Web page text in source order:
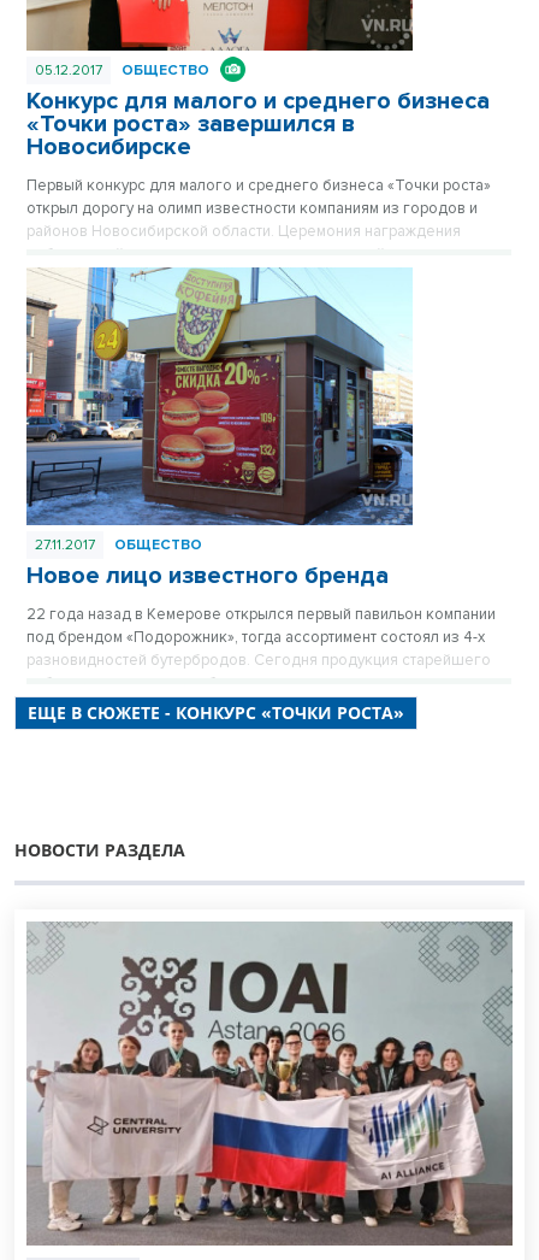
05.12.2017 ОБЩЕСТВО
Конкурс для малого и среднего бизнеса
«Точки роста» завершился в
Новосибирске
Первый конкурс для малого и среднего бизнеса «Точки роста»
открыл дорогу на олимп известности компаниям из городов и
районов Новосибирской области. Церемония награждения
победителей конкурса среди предпринимателей, учрежденного
издательским домом «Советская Сибирь», состоялась в Доме
Ленина 4 декабря.
27.11.2017 ОБЩЕСТВО
Новое лицо известного бренда
22 года назад в Кемерове открылся первый павильон компании
под брендом «Подорожник», тогда ассортимент состоял из 4-х
разновидностей бутербродов. Сегодня продукция старейшего
сибирского оператора общественного питания реализуется в
более чем 700 точках Новосибирской области, Алтайского края
и Кузбасса, из них 50 точек в Новосибирске. Собственники ДК
ЕЩЕ В СЮЖЕТЕ - КОНКУРС «ТОЧКИ РОСТА»
НОВОСТИ РАЗДЕЛА